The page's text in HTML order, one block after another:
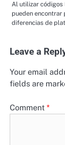
Al utilizar códigos
pueden
diferencias de
Leave a
Your email
fields are
Comment *